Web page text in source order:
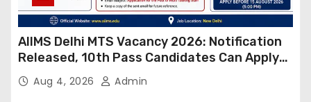
AIIMS Delhi MTS Vacancy 2026: Notification
Released, 10th Pass Candidates Can Apply
Through Email
Aug 4, 2026 Admin